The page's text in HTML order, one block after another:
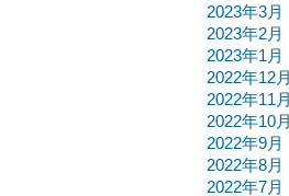
2023年3月
2023年2月
2023年1月
2022年12月
2022年11月
2022年10月
2022年9月
2022年8月
2022年7月